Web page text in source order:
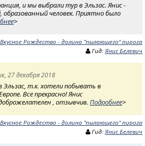
и мы выбрали тур в Эльзас. Янис -
человек. Приятно было
>
Вкусное Рождество - долина "пылающего" пирога
Гид: Янис Белевич
27 декабря 2018
т.к. хотели побывать в
Все прекрасно! Янис
, отзывчив. Подробнее>
Вкусное Рождество - долина "пылающего" пирога
Гид: Янис Белевич